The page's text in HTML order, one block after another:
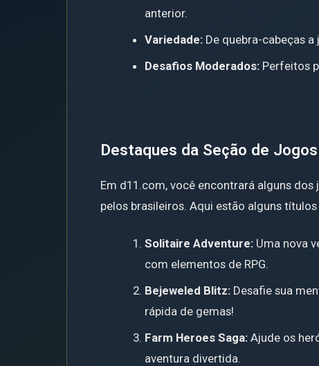
anterior.
Variedade: De quebra-cabeças
Desafios Moderados: Perfeitos
Destaques da Seção de
Em d11.com, você encontrará alguns
pelos brasileiros. Aqui estão alguns
Solitaire Adventure: Uma nova
com elementos de RPG.
Bejeweled Blitz: Desafie sua
rápida de gemas!
Farm Heroes Saga: Ajude os
aventura divertida.